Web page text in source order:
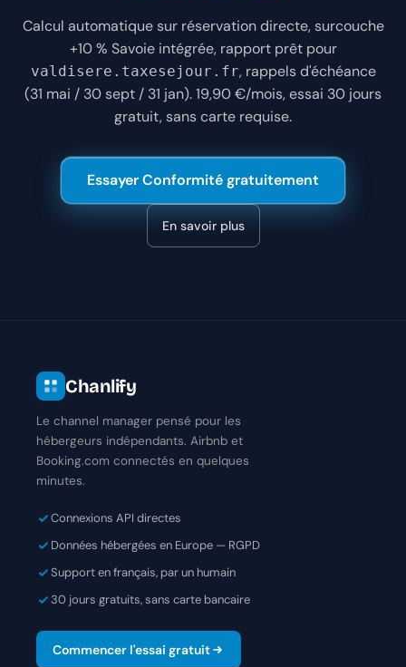
Calcul automatique sur réservation directe, surcouche
+10 % Savoie intégrée, rapport prêt pour
valdisere.taxesejour.fr, rappels d'échéance
(31 mai / 30 sept / 31 jan). 19,90 €/mois, essai 30 jours
gratuit, sans carte requise.
Essayer Conformité gratuitement
En savoir plus
Chanlify
Le channel manager pensé pour les
hébergeurs indépendants. Airbnb et
Booking.com connectés en quelques
minutes.
Connexions API directes
Données hébergées en Europe — RGPD
Support en français, par un humain
30 jours gratuits, sans carte bancaire
Commencer l'essai gratuit